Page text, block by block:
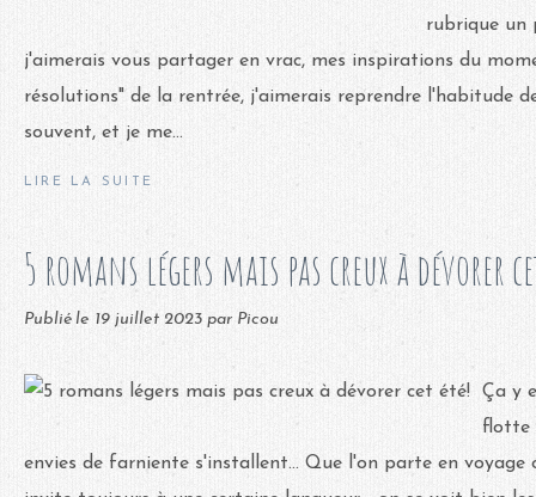
rubrique un
j'aimerais vous partager en vrac, mes inspirations du
résolutions" de la rentrée, j'aimerais reprendre l'habitude
souvent, et je me...
LIRE LA SUITE
5 romans légers mais pas creux à dévorer
Publié le 19 juillet 2023 par Picou
Ça y
flotte
envies de farniente s'installent... Que l'on parte en voyage